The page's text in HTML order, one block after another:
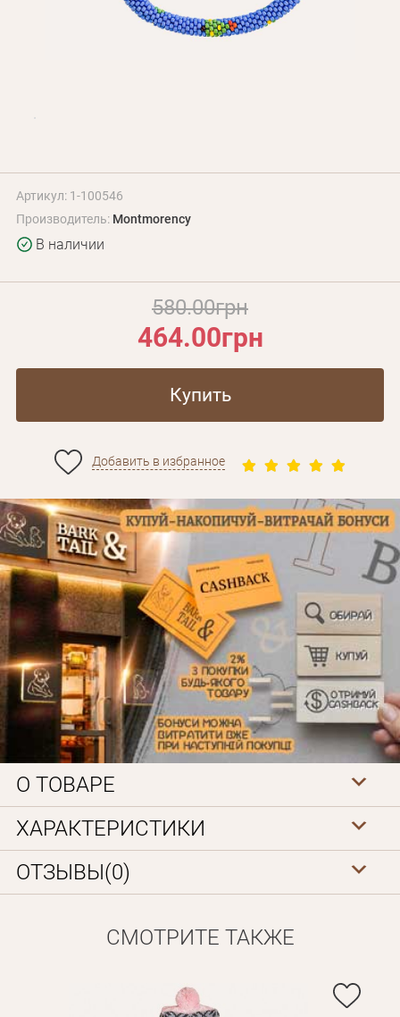
+380 (95) 095-00-05
Артикул: 1-100546
Производитель: Montmorency
В наличии
580.00грн
464.00грн
Купить
Добавить в избранное
О ТОВАРЕ
ХАРАКТЕРИСТИКИ
ОТЗЫВЫ(0)
СМОТРИТЕ ТАКЖЕ
Личные данные